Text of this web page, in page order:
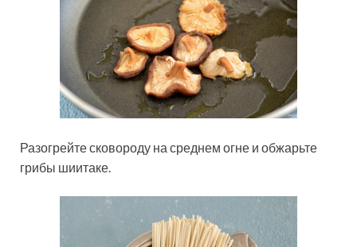
Разогрейте сковороду на среднем огне и обжарьте
грибы шиитаке.